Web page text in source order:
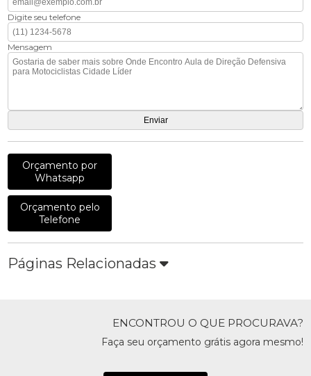
Digite seu telefone
Mensagem
Orçamento por
Whatsapp
Orçamento pelo
Telefone
Páginas Relacionadas
ENCONTROU O QUE PROCURAVA?
Faça seu orçamento grátis agora mesmo!